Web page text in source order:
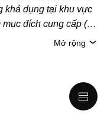
khả dụng tại khu vực
đích cung cấp (i)
(ii) đề nghị hoặc chào
có mức độ
Bạn nên cân nhắc kỹ
tài sản kỹ thuật số
Mở rộng